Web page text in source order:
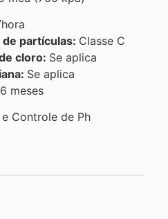
partículas: Classe C
cloro: Se aplica
Se aplica
meses
Controle de Ph